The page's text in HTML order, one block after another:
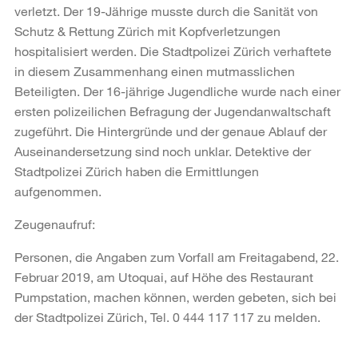
verletzt. Der 19-Jährige musste durch die Sanität von
Schutz & Rettung Zürich mit Kopfverletzungen
hospitalisiert werden. Die Stadtpolizei Zürich verhaftete
in diesem Zusammenhang einen mutmasslichen
Beteiligten. Der 16-jährige Jugendliche wurde nach einer
ersten polizeilichen Befragung der Jugendanwaltschaft
zugeführt. Die Hintergründe und der genaue Ablauf der
Auseinandersetzung sind noch unklar. Detektive der
Stadtpolizei Zürich haben die Ermittlungen
aufgenommen.
Zeugenaufruf:
Personen, die Angaben zum Vorfall am Freitagabend, 22.
Februar 2019, am Utoquai, auf Höhe des Restaurant
Pumpstation, machen können, werden gebeten, sich bei
der Stadtpolizei Zürich, Tel. 0 444 117 117 zu melden.